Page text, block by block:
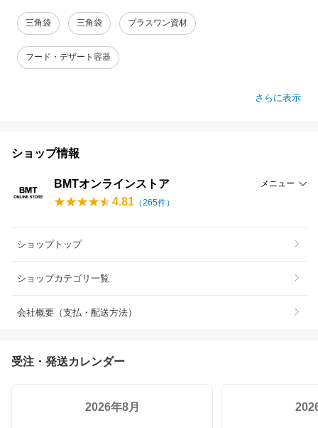
三角袋 三角袋 プラスワン資材
フード・デザート容器
さらに表示
ショップ情報
BMTオンラインストア メニュー
4.81 （265件）
ショップトップ
ショップカテゴリ一覧
会社概要（支払・配送方法）
受注・発送カレンダー
2026年8月